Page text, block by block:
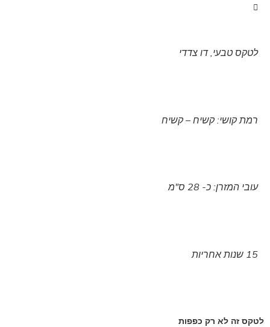
לטקס טבעי, דו צדדי
רמת קושי: קשיח – קשיח
עובי המזרן: כ- 28 ס"מ
15 שנות אחריות
לטקס זה לא רק כפפות